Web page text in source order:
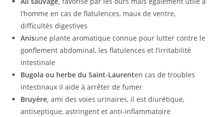
l’homme en cas de flatulences, maux de ventre,
difficultés digestives
Anisune plante aromatique connue pour lutter contre le
gonflement abdominal, les flatulences et l’irritabilité
intestinale
Bugola ou herbe du Saint-Laurenten cas de troubles
intestinaux il aide à arrêter de fumer
Bruyère,ami des voies urinaires, il est diurétique,
antiseptique, astringent et anti-inflammatoire